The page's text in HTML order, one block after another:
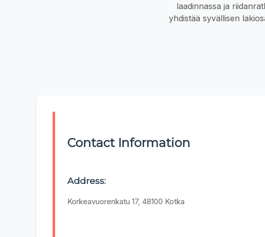
laadinnassa ja
yhdistää syvällisen
Contact Information
Address:
Korkeavuorenkatu 17, 48100 Kotka